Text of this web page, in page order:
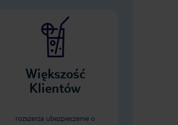
Większość
Klientów
rozszerza ubezpieczenie o